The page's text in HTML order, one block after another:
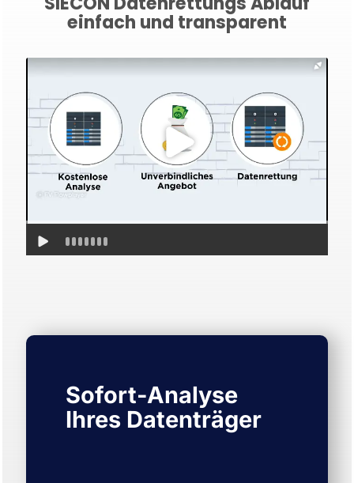
einfach und transparent
Sofort-Analyse
Ihres Datenträger